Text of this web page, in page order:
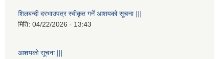
शिलबन्दी दरभाउपत्र स्वीकृत गर्ने आशयको सूचना |||
मिति: 04/22/2026 - 13:43
आशयको सूचना |||